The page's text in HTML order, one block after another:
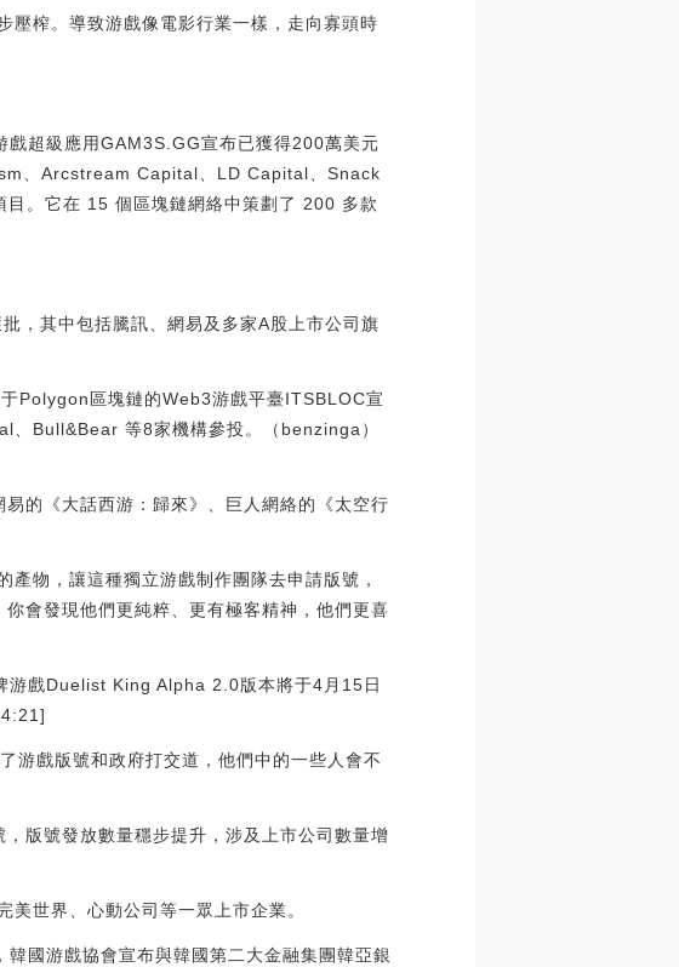
榨。導致游戲像電影行業一樣，走向寡頭時
超級應用GAM3S.GG宣布已獲得200萬美元
、Arcstream Capital、LD Capital、Snack
。它在 15 個區塊鏈網絡中策劃了 200 多款
其中包括騰訊、網易及多家A股上市公司旗
Polygon區塊鏈的Web3游戲平臺ITSBLOC宣
Bull&Bear 等8家機構參投。（benzinga）
的《大話西游：歸來》、巨人網絡的《太空行
物，讓這種獨立游戲制作團隊去申請版號，
會發現他們更純粹、更有極客精神，他們更喜
戲Duelist King Alpha 2.0版本將于4月15日
戲版號和政府打交道，他們中的一些人會不
號發放數量穩步提升，涉及上市公司數量增
世界、心動公司等一眾上市企業。
國游戲協會宣布與韓國第二大金融集團韓亞銀